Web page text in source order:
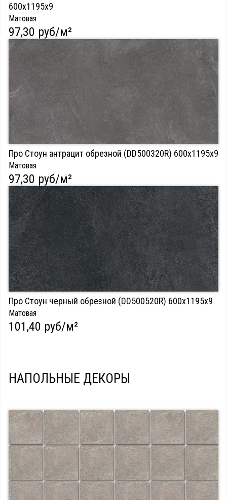
600х1195х9
Матовая
97,30 руб/м²
Про Стоун антрацит обрезной (DD500320R) 600х1195х9
Матовая
97,30 руб/м²
Про Стоун черный обрезной (DD500520R) 600х1195х9
Матовая
101,40 руб/м²
НАПОЛЬНЫЕ ДЕКОРЫ